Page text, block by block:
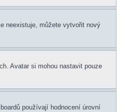
neexistuje, můžete vytvořit nový
Avatar si mohou nastavit pouze
používají hodnocení úrovní